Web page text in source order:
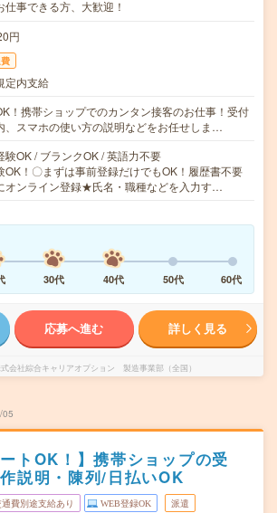
仕事できる方、大歓迎！
円
定内支給
！携帯ショップでのカンタン接客のお仕事！受付
、スマホの使い方の説明などをお任せしま…
験OK / ブランクOK / 英語力不要
！〇まずは事前登録だけでもOK！履歴書不要
オンライン登録★氏名・職種などを入力す…
30代 40代 50代 60代
応募へ進む 詳しく見る
会社綜合キャリアオプション 製造事業部（全国）
05
ートOK！】携帯ショップの受
説明・陳列/日払いOK
通費別途支給あり WEB登録OK 派遣